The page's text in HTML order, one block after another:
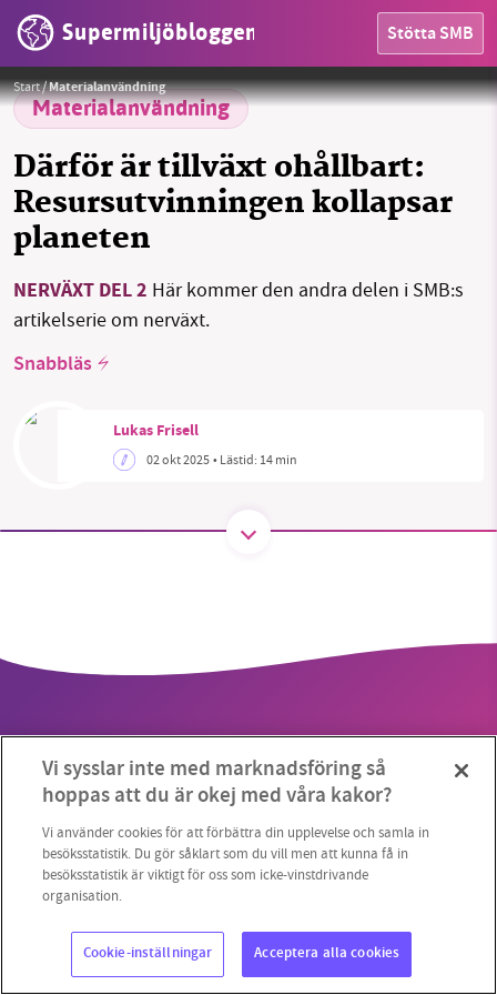
Supermiljöbloggen Stötta SMB
OMRÅDEN
MILJÖFAKTA
OM OSS
Sök Sparade inlägg Tipsa oss
Start/Materialanvändning
Materialanvändning
Därför är tillväxt ohållbart:
Resursutvinningen kollapsar
planeten
NERVÄXT DEL 2 Här kommer den andra delen i SMB:s
artikelserie om nerväxt.
Snabbläs
Lukas Frisell
02 okt 2025• Lästid: 14 min
Foto: Joshua Earle (Unsplash)
Copyright 2023 © Supermiljöbloggen Cookieinställningar
miljödebatten framåt genom
nyhetsbevakning och granskningar. Nu vill vi
vill hjälpa oss.
Stötta vårt arbete genom att swisha en slant till
1231368703
Läs vad vi vill göra
Vi sysslar inte med marknadsföring så
hoppas att du är okej med våra kakor?
Vi använder cookies för att förbättra din upplevelse och samla in
besöksstatistik. Du gör såklart som du vill men att kunna få in
besöksstatistik är viktigt för oss som icke-vinstdrivande
organisation.
Cookie-inställningar Acceptera alla cookies